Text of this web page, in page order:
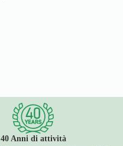
40 Anni di attività